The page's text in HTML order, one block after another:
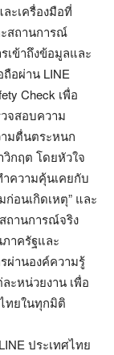
ะเครื่องมือที่
สถานการณ์
เข้าถึงข้อมูลและ
อผ่าน LINE
Check เพื่อ
จสอบความ
มตื่นตระหนก
วิกฤต โดยหัวใจ
ความคุ้นเคยกับ
ก่อนเกิดเหตุ” และ
ถานการณ์จริง
าครัฐและ
ผ่านองค์ความรู้
ะหน่วยงาน เพื่อ
ทยในทุกมิติ
ประเทศไทย